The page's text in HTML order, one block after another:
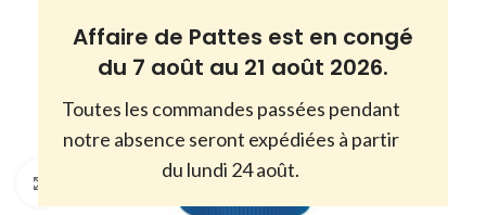
Affaire de Pattes est en congé
du 7 août au 21 août 2026.
Toutes les commandes passées pendant
notre absence seront expédiées à partir
du lundi 24 août.
Cliquez pour agrandir